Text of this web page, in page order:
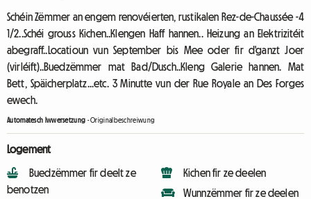
Schéin Zëmmer an engem renovéierten, rustikalen Rez-de-Chaussée -4
1/2..Schéi grouss Kichen..Klengen Haff hannen.. Heizung an Elektrizitéit
abegraff..Locatioun vun September bis Mee oder fir d'ganzt Joer
(virléift)..Buedzëmmer mat Bad/Dusch..Kleng Galerie hannen. Mat
Bett, Späicherplatz...etc. 3 Minutte vun der Rue Royale an Des Forges
ewech.
Automatesch Iwwersetzung -Originalbeschreiwung
Logement
Buedzëmmer fir deelt ze
benotzen
Kichen fir ze deelen
Wunnzëmmer fir ze deelen